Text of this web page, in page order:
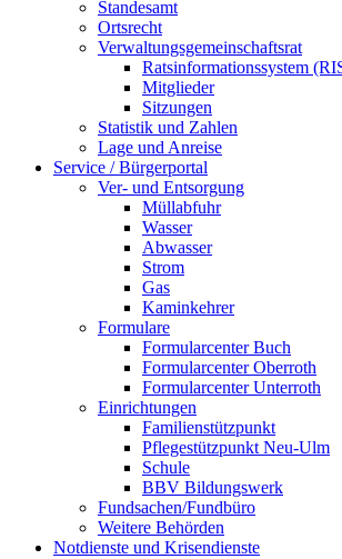
Standesamt
Ortsrecht
Verwaltungsgemeinschaftsrat
Ratsinformationssystem
Mitglieder
Sitzungen
Statistik und Zahlen
Lage und Anreise
Service / Bürgerportal
Ver- und Entsorgung
Müllabfuhr
Wasser
Abwasser
Strom
Gas
Kaminkehrer
Formulare
Formularcenter Buch
Formularcenter Oberroth
Formularcenter Unterroth
Einrichtungen
Familienstützpunkt
Pflegestützpunkt Neu-Ulm
Schule
BBV Bildungswerk
Fundsachen/Fundbüro
Weitere Behörden
Notdienste und Krisendienste